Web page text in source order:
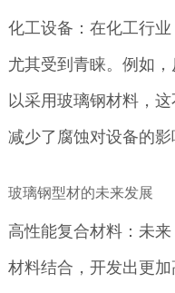
化工设备：在化工行
尤其受到青睐。例如
以采用玻璃钢材料，
减少了腐蚀对设备的影
玻璃钢型材的未来发展
高性能复合材料：未
材料结合，开发出更